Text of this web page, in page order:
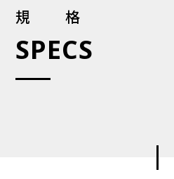
規格
SPECS